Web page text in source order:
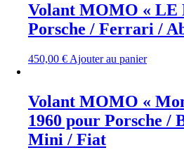
Volant MOMO « LE
Porsche / Ferrari /
450,00 € Ajouter au panier
Volant MOMO «
1960 pour Porsche
Mini / Fiat